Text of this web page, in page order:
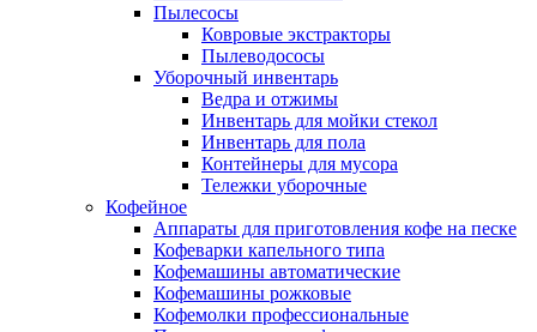
Пылесосы
Ковровые экстракторы
Пылеводососы
Уборочный инвентарь
Ведра и отжимы
Инвентарь для мойки стекол
Инвентарь для пола
Контейнеры для мусора
Тележки уборочные
Кофейное
Аппараты для приготовления кофе на песке
Кофеварки капельного типа
Кофемашины автоматические
Кофемашины рожковые
Кофемолки профессиональные